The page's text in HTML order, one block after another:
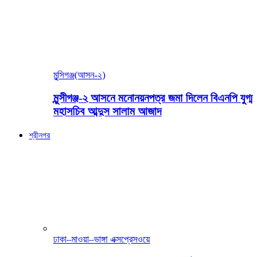
মুন্সিগঞ্জ(আসন-২)
মুন্সীগঞ্জ-২ আসনে মনোনয়নপত্র জমা দিলেন বিএনপি যুগ্ম
মহাসচিব আব্দুস সালাম আজাদ
শ্রীনগর
ঢাকা–মাওয়া–ভাঙ্গা এক্সপ্রেসওয়ে